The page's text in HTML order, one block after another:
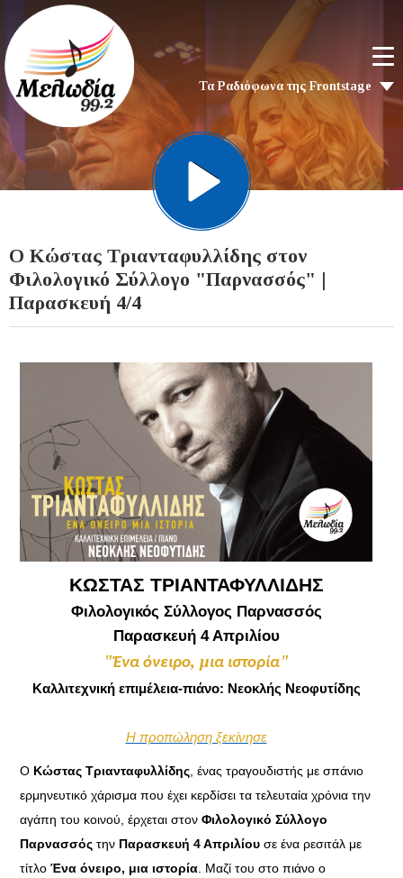
Τα Ραδιόφωνα της Frontstage
O Κώστας Τριανταφυλλίδης στον
Φιλολογικό Σύλλογο "Παρνασσός" |
Παρασκευή 4/4
ΚΩΣΤΑΣ ΤΡΙΑΝΤΑΦΥΛΛΙΔΗΣ
Φιλολογικός Σύλλογος Παρνασσός
Παρασκευή 4 Απριλίου
"Ένα όνειρο, μια ιστορία"
Καλλιτεχνική επιμέλεια-πιάνο: Νεοκλής Νεοφυτίδης
Η προπώληση ξεκίνησε
Ο Κώστας Τριανταφυλλίδης , ένας τραγουδιστής με σπάνιο
ερμηνευτικό χάρισμα που έχει κερδίσει τα τελευταία χρόνια την
αγάπη του κοινού, έρχεται στον Φιλολογικό Σύλλογο
Παρνασσός την Παρασκευή 4 Απριλίου σε ένα ρεσιτάλ με
τίτλο Ένα όνειρο, μια ιστορία . Μαζί του στο πιάνο ο